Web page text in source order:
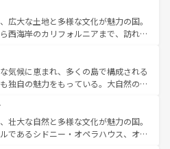
ほしい。
る町や、スイスならではのユニークな
プス観光だけでなく町歩きも満喫する
の所得が高いため物価も高いが、旅行
を楽しむこともできる。 なお、新
コンテンツ一覧 を参照してほしい。
広大な土地と多様な文化が魅力の国。
西海岸のカリフォルニアまで、訪れる
、観光、ショッピング、エンターテイ
刺激的なスポットだ。一方、アメリカ
がり、グランドキャニオンやイエロー
ズでは、音楽と美食が融合した独特の
はアメリカの各地域で異なる魅力を楽
様性と豊かな歴史を感じることができ
気候に恵まれ、多くの島で構成される
独自の魅力をもっている。大自然の神
。また、定番の観光地といえばオアフ
を求めるならマウイ島やカウアイ島が
ドグリーンに輝く海をはじめ、豊かな
壮大な自然と多様な文化が魅力の国。
であるシドニー・オペラハウス、オー